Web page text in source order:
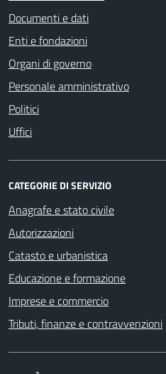
Documenti e dati
Enti e fondazioni
Organi di governo
Personale amministrativo
Politici
Uffici
CATEGORIE DI SERVIZIO
Anagrafe e stato civile
Autorizzazioni
Catasto e urbanistica
Educazione e formazione
Imprese e commercio
Tributi, finanze e contravvenzioni